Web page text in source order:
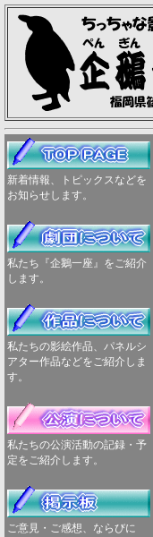
新着情報、トピックスなどを
お知らせします。
私たち『企鵝一座』をご紹介
します。
私たちの影絵作品、パネルシ
アター作品などをご紹介しま
す。
私たちの公演活動の記録・予
定をご紹介します。
ご意見・ご感想、ならびに